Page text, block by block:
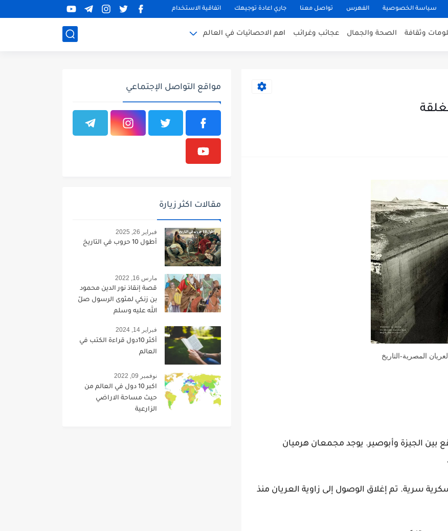
سياسة الخصوصية الفهرس تواصل معنا جاري اعادة توجيهك اتفاقية الاستخدام
وثقافة الصحة والجمال عجائب وغرائب اهم الاحصائيات في العالم
المصرية-التاريخ
بين الجيزة وأبوصير. يوجد مجمعان هرميان
سرية. تم إغلاق الوصول إلى زاوية العريان منذ
مواقع التواصل الإجتماعي
مقالات اكثر زيارة
فبراير 26, 2025
أطول 10 حروب في التاريخ
مارس 16, 2022
قصة إنقاذ نور الدين محمود
بن زنكي لمثوى الرسول صلّ
الله عليه وسلم
فبراير 14, 2024
أكثر 10دول قراءة الكتب في
العالم
نوفمبر 09, 2022
اكبر 10 دول في العالم من
حيث مساحة الاراضي
الزارعية